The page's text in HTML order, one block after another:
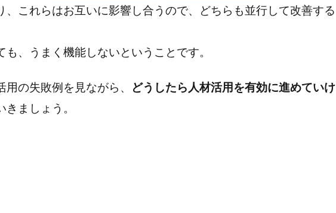
、これらはお互いに影響し合うので、どちらも並行して改善する
も、うまく機能しないということです。
の失敗例を見ながら、
どうしたら人材活用を有効に進めていけ
ましょう。